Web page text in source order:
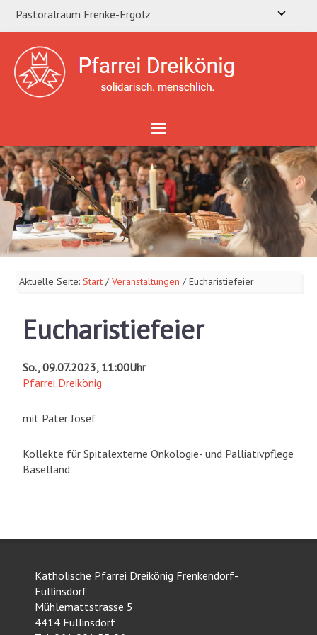
Pastoralraum Frenke-Ergolz
Aktuelle Seite:Start / Veranstaltungen /Eucharistiefeier
Eucharistiefeier
So., 09.07.2023, 11:00Uhr
Pfarrei Dreikönig
mit Pater Josef
Kollekte für Spitalexterne Onkologie- und Palliativpflege
Baselland
Katholische Pfarrei Dreikönig Frenkendorf-
Füllinsdorf
Mühlemattstrasse 5
4414 Füllinsdorf